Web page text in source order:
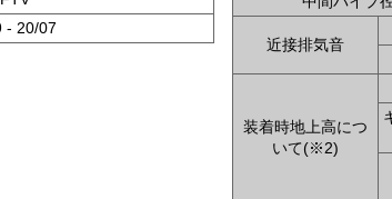
- 20/07
近接排気音
装着時地上高につ
いて(※2)